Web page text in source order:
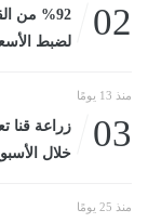
02
%92
لضبط
منذ 13 يومًا
03
زراعة قنا
خلال الأسبوع
منذ 25 يومًا